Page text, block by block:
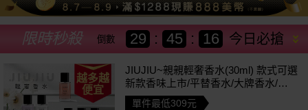
今日必搶
限時秒殺 倒數 29 : 45 : 13
越多越
便宜
JIUJIU~親親輕奢香水(30ml) 款式可選
新款香味上市/平替香水/大牌香水/大
牌平替
單件最低309元